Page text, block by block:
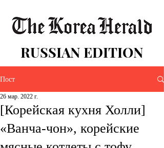
RUSSIAN EDITION
Пост
[Корейская кухня Холли]
«Ванча-чон», корейские
26 мар. 2022 г.